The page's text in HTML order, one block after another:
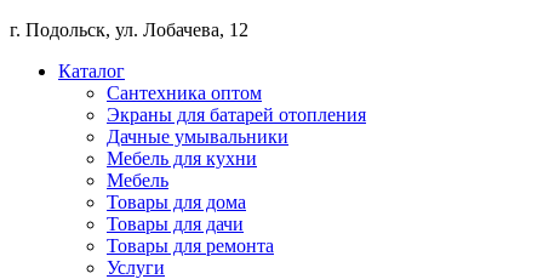
г. Подольск, ул. Лобачева, 12
Каталог
Сантехника оптом
Экраны для батарей отопления
Дачные умывальники
Мебель для кухни
Мебель
Товары для дома
Товары для дачи
Товары для ремонта
Услуги